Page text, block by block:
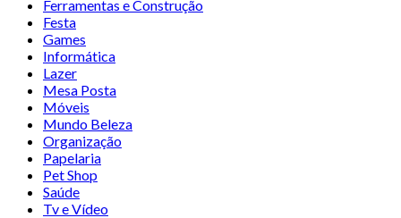
Ferramentas e Construção
Festa
Games
Informática
Lazer
Mesa Posta
Móveis
Mundo Beleza
Organização
Papelaria
Pet Shop
Saúde
Tv e Vídeo